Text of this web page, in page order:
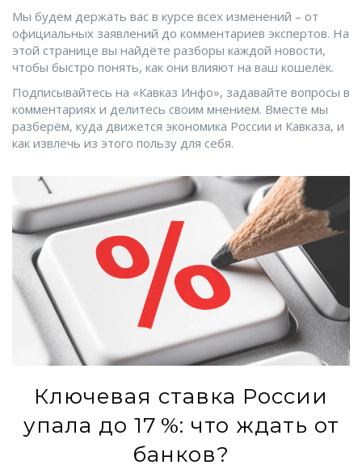
Мы будем держать вас в курсе всех изменений – от
официальных заявлений до комментариев экспертов. На
этой странице вы найдёте разборы каждой новости,
чтобы быстро понять, как они влияют на ваш кошелёк.
Подписывайтесь на «Кавказ Инфо», задавайте вопросы в
комментариях и делитесь своим мнением. Вместе мы
разберём, куда движется экономика России и Кавказа, и
как извлечь из этого пользу для себя.
Ключевая ставка России
упала до 17 %: что ждать от
банков?